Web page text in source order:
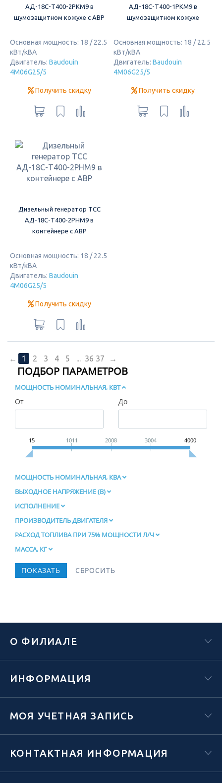
АД-18С-Т400-2РКМ9 в
шумозащитном кожухе с АВР
Основная мощность: 18 / 22.5
кВт/кВА
Двигатель: Baudouin
4M06G25/5
Получить скидку
АД-18С-Т400-1РКМ9 в
шумозащитном кожухе
Основная мощность: 18 / 22.5
кВт/кВА
Двигатель: Baudouin
4M06G25/5
Получить скидку
Дизельный генератор ТСС
АД-18С-Т400-2РНМ9 в
контейнере с АВР
Основная мощность: 18 / 22.5
кВт/кВА
Двигатель: Baudouin
4M06G25/5
Получить скидку
← 1 2 3 4 5 ... 36 37 →
ПОДБОР ПАРАМЕТРОВ
МОЩНОСТЬ НОМИНАЛЬНАЯ, КВТ
От До
15 1011 2008 3004 4000
МОЩНОСТЬ НОМИНАЛЬНАЯ, КВА
ВЫХОДНОЕ НАПРЯЖЕНИЕ (В)
ИСПОЛНЕНИЕ
ПРОИЗВОДИТЕЛЬ ДВИГАТЕЛЯ
РАСХОД ТОПЛИВА ПРИ 75% МОЩНОСТИ Л/Ч
МАССА, КГ
О ФИЛИАЛЕ
ИНФОРМАЦИЯ
МОЯ УЧЕТНАЯ ЗАПИСЬ
КОНТАКТНАЯ ИНФОРМАЦИЯ